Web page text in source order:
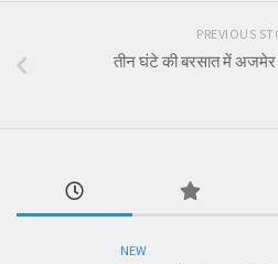
PREVIOUS
तीन घंटे की बरसात में अजमेर
NEW